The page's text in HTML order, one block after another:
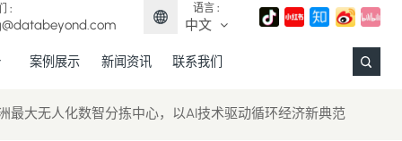
: 语言 :
中文
案例展示 新闻资讯 联系我们
最大无人化数智分拣中心，以AI技术驱动循环经济新典范